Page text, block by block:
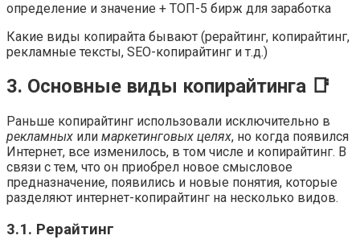
Какие виды копирайта бывают (рерайтинг, копирайтинг,
рекламные тексты, SEO-копирайтинг и т.д.)
3. Основные виды копирайтинга 📑
Раньше копирайтинг использовали исключительно в
рекламных или маркетинговых целях, но когда появился
Интернет, все изменилось, в том числе и копирайтинг. В
связи с тем, что он приобрел новое смысловое
предназначение, появились и новые понятия, которые
разделяют интернет-копирайтинг на несколько видов.
3.1. Рерайтинг